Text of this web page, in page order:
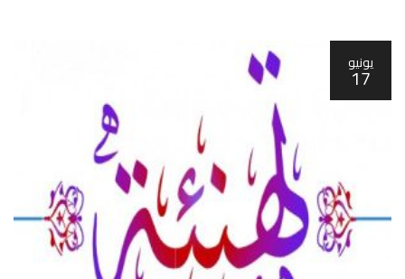
يونيو
17